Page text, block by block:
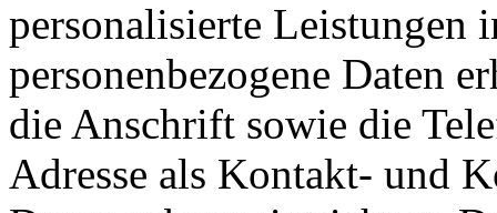
personalisierte Leistungen
personenbezogene Daten
die Anschrift sowie die
Adresse als Kontakt- und